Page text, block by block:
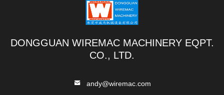
DONGGUAN WIREMAC MACHINERY EQPT.
CO., LTD.
andy@wiremac.com